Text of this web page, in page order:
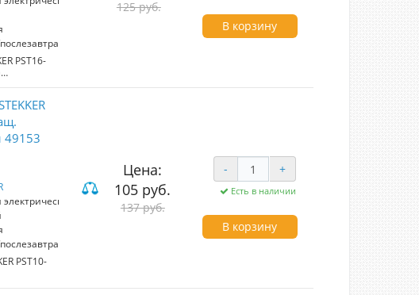
её
в
степень
20-20
PST16-
из
также
с
ее
в
0 до
защиты
125 руб.
В корзину
49153
PST10-
Цена:
105 руб.
137 руб.
- +
Есть в наличии
В корзину